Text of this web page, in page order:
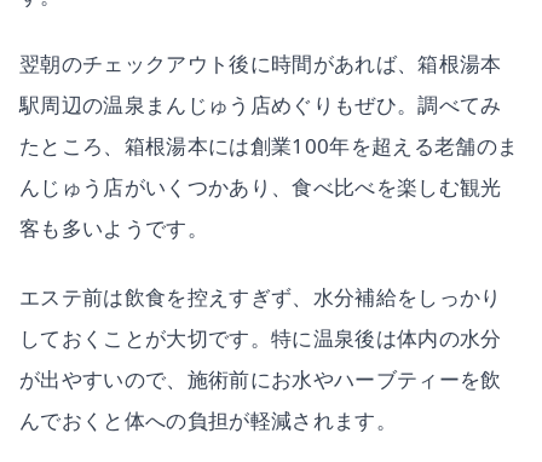
翌朝のチェックアウト後に時間があれば、箱根湯本
駅周辺の温泉まんじゅう店めぐりもぜひ。調べてみ
たところ、箱根湯本には創業100年を超える老舗のま
んじゅう店がいくつかあり、食べ比べを楽しむ観光
客も多いようです。
エステ前は飲食を控えすぎず、水分補給をしっかり
しておくことが大切です。特に温泉後は体内の水分
が出やすいので、施術前にお水やハーブティーを飲
んでおくと体への負担が軽減されます。